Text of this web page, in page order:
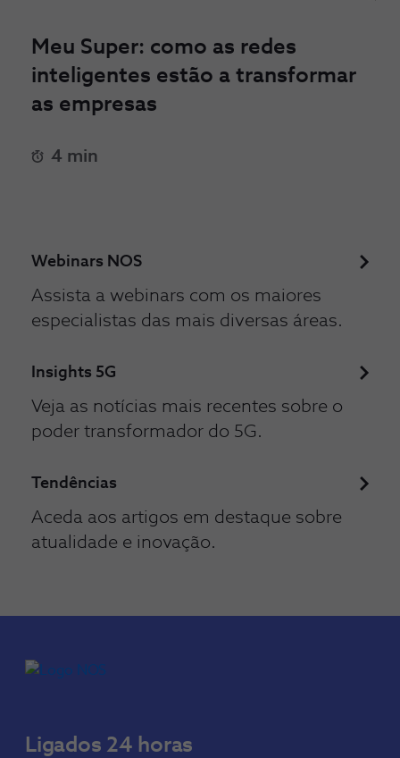
Meu Super: como as redes
inteligentes estão a transformar
as empresas
4 min
Webinars NOS
Assista a webinars com os maiores
especialistas das mais diversas áreas.
Insights 5G
Veja as notícias mais recentes sobre o
poder transformador do 5G.
Tendências
Aceda aos artigos em destaque sobre
atualidade e inovação.
Ligados 24 horas